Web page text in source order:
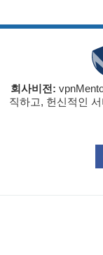
회사비전:
직하고, 헌신적인